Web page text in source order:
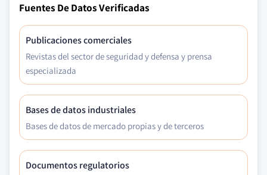
Fuentes De Datos Verificadas
Publicaciones comerciales
Revistas del sector de seguridad y defensa y prensa
especializada
Bases de datos industriales
Bases de datos de mercado propias y de terceros
Documentos regulatorios